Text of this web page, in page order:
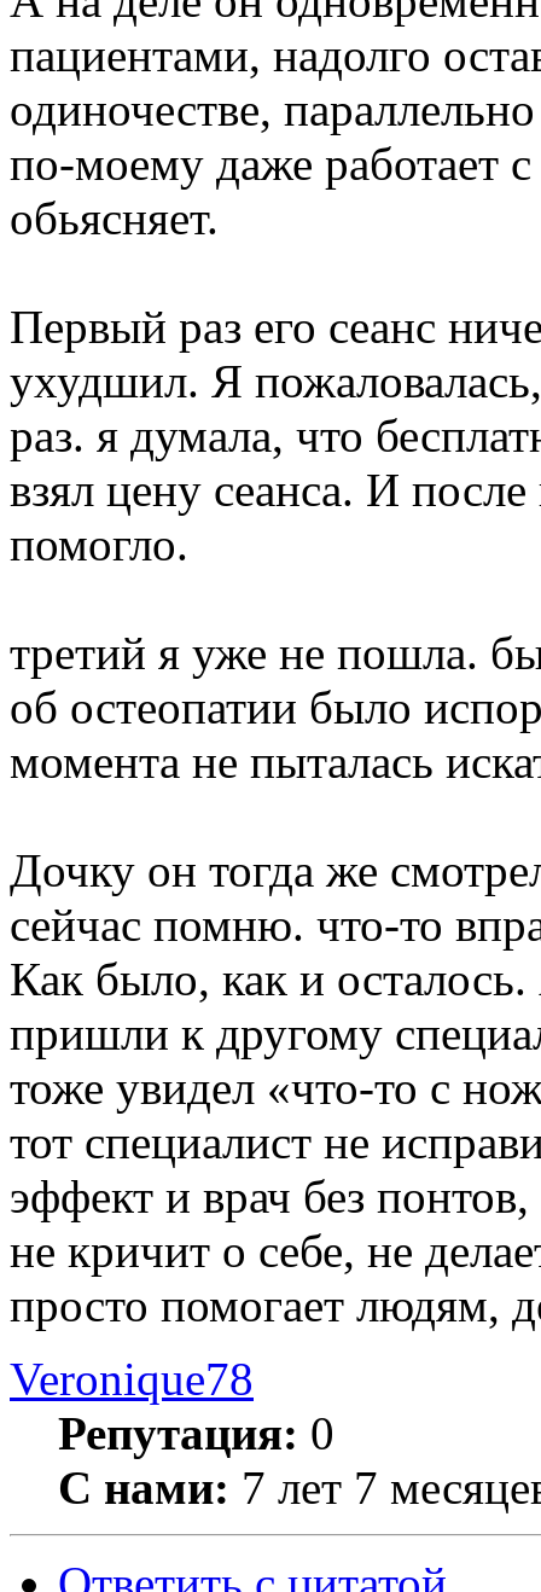
пациентами, надолго
одиночестве,
по-моему даже работает
обьясняет.
Первый раз его сеанс
ухудшил. Я
раз. я думала, что
взял цену сеанса. И
помогло.
третий я уже не пошла.
об остеопатии было
момента не пыталась
Дочку он тогда же
сейчас помню. что-то
Как было, как и
пришли к другому
тоже увидел «что-то с
тот специалист не
эффект и врач без
не кричит о себе, не
просто помогает людям,
Veronique78
Репутация: 0
С нами: 7 лет 7